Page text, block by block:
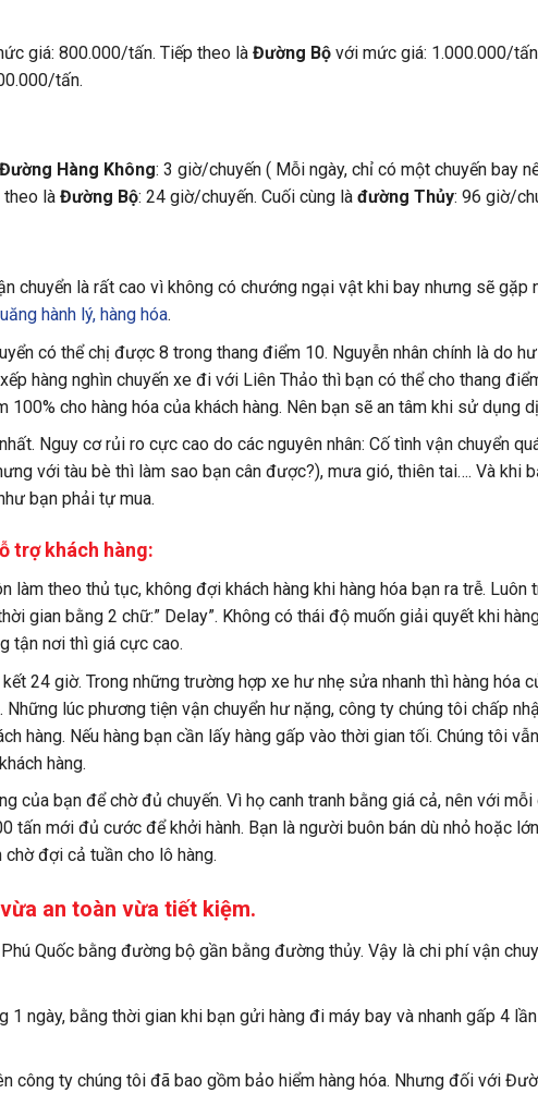
giá: 800.000/tấn. Tiếp theo là Đường Bộvới mức giá: 1.000.000/
tấn.
Đường Hàng Không: 3 giờ/chuyến ( Mỗi ngày, chỉ có một chuyến bay
theo là Đường Bộ: 24 giờ/chuyến. Cuối cùng là đường Thủy: 96 giờ/
chuyển là rất cao vì không có chướng ngại vật khi bay nhưng sẽ gặp
hành lý, hàng hóa.
có thể chị được 8 trong thang điểm 10. Nguyễn nhân chính là do
hàng nghìn chuyến xe đi với Liên Thảo thì bạn có thể cho thang
100% cho hàng hóa của khách hàng. Nên bạn sẽ an tâm khi sử dụng
Nguy cơ rủi ro cực cao do các nguyên nhân: Cố tình vận chuyển
với tàu bè thì làm sao bạn cân được?), mưa gió, thiên tai…. Và khi
bạn phải tự mua.
trợ khách hàng:
làm theo thủ tục, không đợi khách hàng khi hàng hóa bạn ra trễ. Luôn
gian bằng 2 chữ:” Delay”. Không có thái độ muốn giải quyết khi
tận nơi thì giá cực cao.
24 giờ. Trong những trường hợp xe hư nhẹ sửa nhanh thì hàng hóa
lúc phương tiện vận chuyển hư nặng, công ty chúng tôi chấp
hàng. Nếu hàng bạn cần lấy hàng gấp vào thời gian tối. Chúng tôi
hàng.
của bạn để chờ đủ chuyến. Vì họ canh tranh bằng giá cả, nên với
tấn mới đủ cước để khởi hành. Bạn là người buôn bán dù nhỏ hoặc
đợi cả tuần cho lô hàng.
an toàn vừa tiết kiệm.
Quốc bằng đường bộ gần bằng đường thủy. Vậy là chi phí vận
1 ngày, bằng thời gian khi bạn gửi hàng đi máy bay và nhanh gấp 4
công ty chúng tôi đã bao gồm bảo hiểm hàng hóa. Nhưng đối với